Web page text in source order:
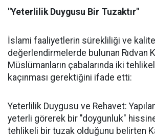
"Yeterlilik Duygusu Bir Tuzaktır"
İslami faaliyetlerin sürekliliği ve
değerlendirmelerde bulunan Rıdvan
Müslümanların çabalarında iki
kaçınması gerektiğini ifade etti:
Yeterlilik Duygusu ve Rehavet:
yeterli görerek bir "doygunluk" hissine
tehlikeli bir tuzak olduğunu belirten